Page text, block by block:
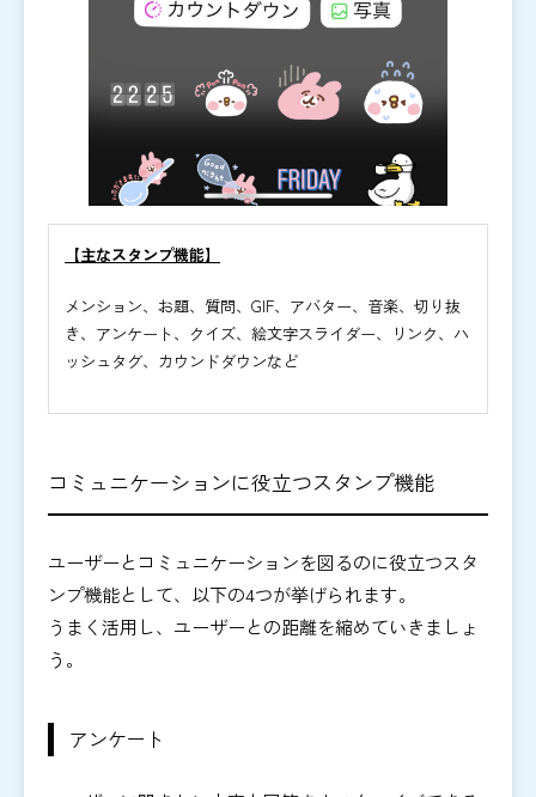
【主なスタンプ機能】
メンション、お題、質問、GIF、アバター、音楽、切り抜
き、アンケート、クイズ、絵文字スライダー、リンク、ハ
ッシュタグ、カウンドダウンなど
コミュニケーションに役立つスタンプ機能
ユーザーとコミュニケーションを図るのに役立つスタ
ンプ機能として、以下の4つが挙げられます。
うまく活用し、ユーザーとの距離を縮めていきましょ
う。
アンケート